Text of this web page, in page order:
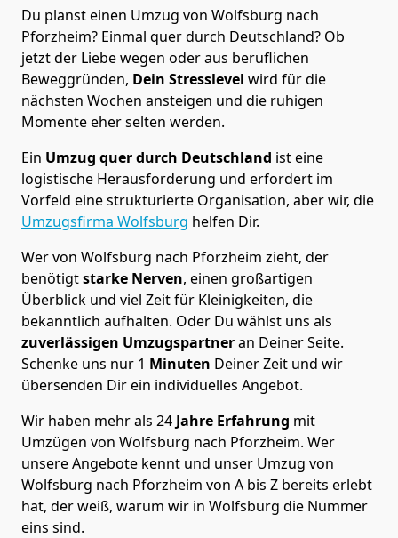
Du planst einen Umzug von Wolfsburg nach
Pforzheim? Einmal quer durch Deutschland? Ob
jetzt der Liebe wegen oder aus beruflichen
Beweggründen, Dein Stresslevel wird für die
nächsten Wochen ansteigen und die ruhigen
Momente eher selten werden.
Ein Umzug quer durch Deutschland ist eine
logistische Herausforderung und erfordert im
Vorfeld eine strukturierte Organisation, aber wir, die
Umzugsfirma Wolfsburg helfen Dir.
Wer von Wolfsburg nach Pforzheim zieht, der
benötigtstarke Nerven, einen großartigen
Überblick und viel Zeit für Kleinigkeiten, die
bekanntlich aufhalten. Oder Du wählst uns als
zuverlässigen Umzugspartneran Deiner Seite.
Schenke uns nur 1 Minuten Deiner Zeit und wir
übersenden Dir ein individuelles Angebot.
Wir haben mehr als 24 Jahre Erfahrung mit
Umzügen von Wolfsburg nach Pforzheim. Wer
unsere Angebote kennt und unser Umzug von
Wolfsburg nach Pforzheim von A bis Z bereits erlebt
hat, der weiß, warum wir in Wolfsburg die Nummer
eins sind.